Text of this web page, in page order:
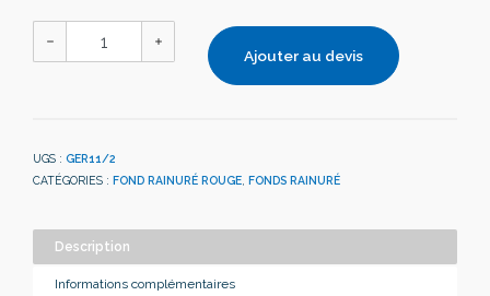
Ajouter au devis
UGS : GER11/2
CATÉGORIES : FOND RAINURÉ ROUGE FONDS RAINURÉ
Description
Informations complémentaires